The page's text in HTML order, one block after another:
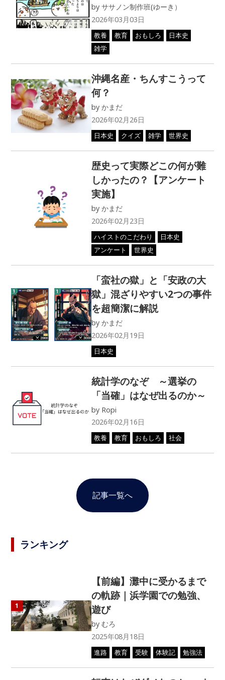
byササノン制作班(ゆーき）
2026年03月03日
教養 教育 おもしろ
日本史
雑学
沖縄名産・ちんすこうって
何？
byかまだ
2026年02月26日
日本史 クイズ 雑学 世界史
歴史って実際どこの何が難
しかったの？【アンケート
実施】
byかまだ
2026年02月23日
ハイストのこだわり
日本史
アンケート
世界史
「蛮社の獄」と「安政の大
獄」混ざりやすい2つの事件
を超簡潔に解説
byかまだ
2026年02月19日
日本史
統計学のなぞ ～選挙の
「当確」はなぜ出るのか～
by Ropi
2026年02月16日
教養 教育 おもしろ 社会
記事一覧へ
ランキング
1
【前編】灘中に受かるまで
の軌跡｜浜学園での勉強、
遊び
byむろ
2025年08月18日
進路 教育 受験 体験記 勉強法